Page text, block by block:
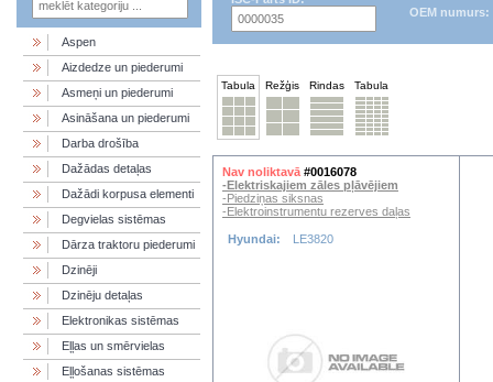
Aspen
Aizdedze un piederumi
Asmeņi un piederumi
Asināšana un piederumi
Darba drošība
Dažādas detaļas
Dažādi korpusa elementi
Degvielas sistēmas
Dārza traktoru piederumi
Dzinēji
Dzinēju detaļas
Elektronikas sistēmas
Eļļas un smērvielas
Eļļošanas sistēmas
OEM numurs:
Tabula Režģis Rindas Tabula
Nav noliktavā #0016078
-Elektriskajiem zāles pļāvējiem
-Piedziņas siksnas
-Elektroinstrumentu rezerves daļas
Hyundai: LE3820